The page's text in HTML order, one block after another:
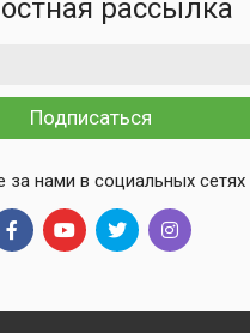
рассылка
Подписаться
за нами в социальных сетях